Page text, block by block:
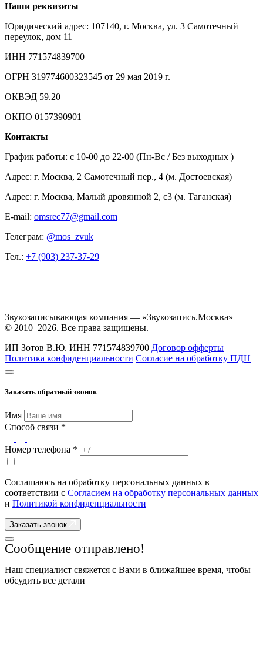
Наши реквизиты
Юридический адрес: 107140, г. Москва, ул. 3 Самотечный
переулок, дом 11
ИНН 771574839700
ОГРН 319774600323545 от 29 мая 2019 г.
ОКВЭД 59.20
ОКПО 0157390901
Контакты
График работы: c 10-00 до 22-00 (Пн-Вс / Без выходных )
Адрес: г. Москва, 2 Самотечный пер., 4 (м. Достоевская)
Адрес: г. Москва, Малый дровянной 2, с3 (м. Таганская)
E-mail: omsrec77@gmail.com
Телеграм: @mos_zvuk
Тел.: +7 (903) 237-37-29
Звукозаписывающая компания — «Звукозапись.Москва»
© 2010–2026. Все права защищены.
ИП Зотов В.Ю. ИНН 771574839700 Договор офферты
Политика конфиденциальности Согласие на обработку ПДН
Заказать обратный звонок
Имя
Способ связи *
Номер телефона *
Соглашаюсь на обработку персональных данных в
соответствии с Согласием на обработку персональных данных
и Политикой конфиденциальности
Заказать звонок
Сообщение отправлено!
Наш специалист свяжется с Вами в ближайшее время, чтобы
обсудить все детали